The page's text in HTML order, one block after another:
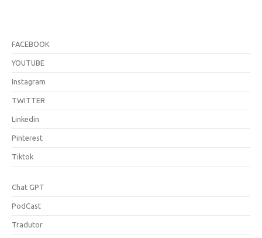
FACEBOOK
YOUTUBE
Instagram
TWITTER
Linkedin
Pinterest
Tiktok
Chat GPT
PodCast
Tradutor